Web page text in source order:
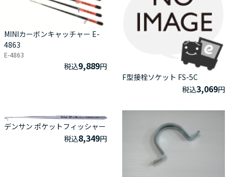
MINIカーボンキャッチャー E-
4863
E-4863
税込9,889円
F型接栓ソケット FS-5C
税込3,069円
デンサン ポケットフィッシャー
税込8,349円